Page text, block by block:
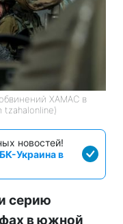
ХАМАС в
tzahalonline)
новостей!
Украина в
серию
в южной